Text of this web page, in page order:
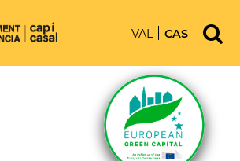
VAL CAS